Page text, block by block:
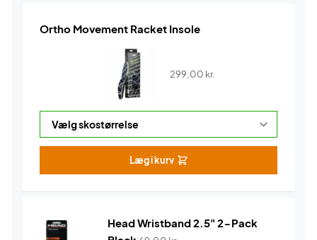
Ortho Movement Racket Insole
299,00 kr.
Læg i kurv
Head Wristband 2.5" 2-Pack